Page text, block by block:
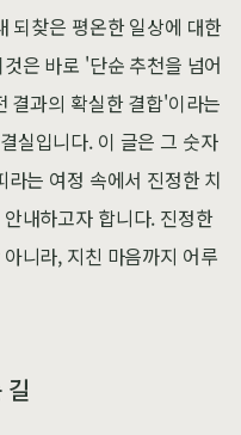
되찾은 평온한 일상에 대한
은 바로 '단순 추천을 넘어
결과의 확실한 결합'이라는
실입니다. 이 글은 그 숫자
는 여정 속에서 진정한 치
내하고자 합니다. 진정한
니라, 지친 마음까지 어루